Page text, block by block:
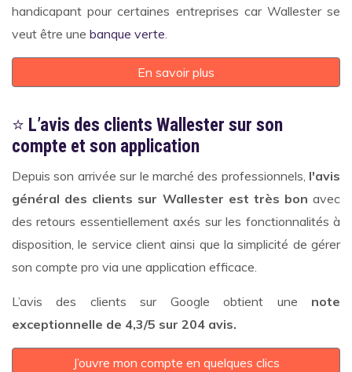
handicapant pour certaines entreprises car Wallester se
veut être une banque verte.
En savoir plus
⭐ L’avis des clients Wallester sur son
compte et son application
Depuis son arrivée sur le marché des professionnels, l'avis
général des clients sur Wallester est très bon avec
des retours essentiellement axés sur les fonctionnalités à
disposition, le service client ainsi que la simplicité de gérer
son compte pro via une application efficace.
L’avis des clients sur Google obtient une note
exceptionnelle de 4,3/5 sur 204 avis.
J’ouvre mon compte en quelques clics